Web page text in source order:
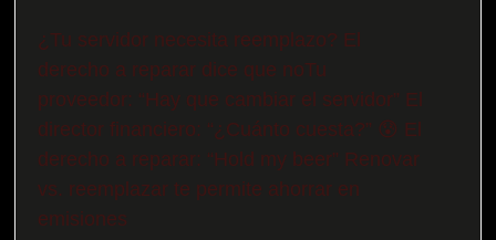
¿Tu servidor necesita reemplazo? El
derecho a reparar dice que noTu
proveedor: “Hay que cambiar el servidor” El
director financiero: “¿Cuánto cuesta?” 😰 El
derecho a reparar: “Hold my beer” Renovar
vs. reemplazar te permite ahorrar en
emisiones